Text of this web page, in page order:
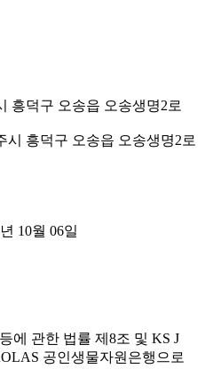
흥덕구 오송읍 오송생명2로
시 흥덕구 오송읍 오송생명2로
10월 06일
에 관한 법률 제8조 및 KS J
공인생물자원은행으로